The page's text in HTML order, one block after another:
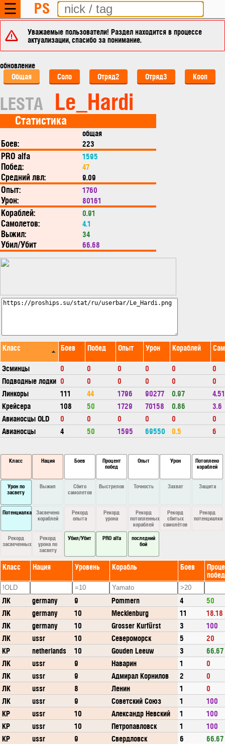
☰ PS
Уважаемые пользователи! Раздел находится в процессе
актуализации, спасибо за понимание.
обновление
Общая
Соло Отряд2 Отряд3 Кооп
LESTA Le_Hardi
Статистика
общая
Боев: 223
PRO alfa 1595
Побед: 47
Средний лвл: 9.09
Опыт: 1760
Урон: 80161
Кораблей: 0.91
Самолетов: 4.1
Выжил: 34
Убил/Убит 66.68
Класс Боев Побед Опыт Урон Кораблей
Эсминцы
0 0 0 0 0
0
Подводные лодки 0 0 0 0 0
0
Линкоры
111 44 1796 90277 0.97
4.51
Крейсера
108 50 1729 70158 0.86
3.6
Авианосцы OLD
0 0 0 0 0
0
Авианосцы
4 50 1595 69550 0.5 6
Класс Нация Боев
Процент
побед
Опыт Урон
Потоплено
кораблей
Урон по
засвету
Выжил
Сбито
самолетов
Выстрелов Точность Захват Защита
Потенциалка
Засвечено
кораблей
Рекорд
опыта
Рекорд
урона
Рекорд
потопленных
кораблей
Рекорд
сбитых
самолётов
Рекорд
потенциалки
Рекорд
засвеченных
Рекорд
урона по
засвету
Убил/Убит PRO alfa
последний
бой
Класс Нация Уровень Корабль Боев
побед
ЛК germany 9 Pommern 4
50
ЛК
germany 10 Mecklenburg 11
18.18
ЛК
germany 10 Grosser Kurfürst 3
100
ЛК
ussr 10 Североморск 5
20
КР
netherlands 10 Gouden Leeuw 3
66.67
ЛК
ussr 9 Наварин 1
0
ЛК
ussr 9 Адмирал Корнилов 2
0
ЛК
ussr 8 Ленин 1
0
ЛК
ussr 9 Советский Союз 1
100
КР
ussr 10 Александр Невский 1
100
КР
ussr 10 Петропавловск 1
100
КР
ussr 9 Свердловск 6
66.67